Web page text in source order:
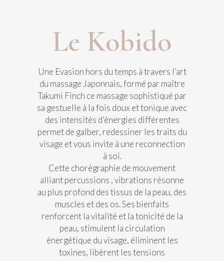
Le Kobido
Une Evasion hors du temps à travers l’art
du massage Japonnais, formé par maître
Takumi Finch ce massage sophistiqué par
sa gestuelle à la fois doux et tonique avec
des intensités d’énergies différentes
permet de galber, redessiner les traits du
visage et vous invite à une reconnection
à soi.
Cette chorégraphie de mouvement
alliant percussions , vibrations résonne
au plus profond des tissus de la peau, des
muscles et des os. Ses bienfaits
renforcent la vitalité et la tonicité de la
peau, stimulent la circulation
énergétique du visage, éliminent les
toxines, libèrent les tensions